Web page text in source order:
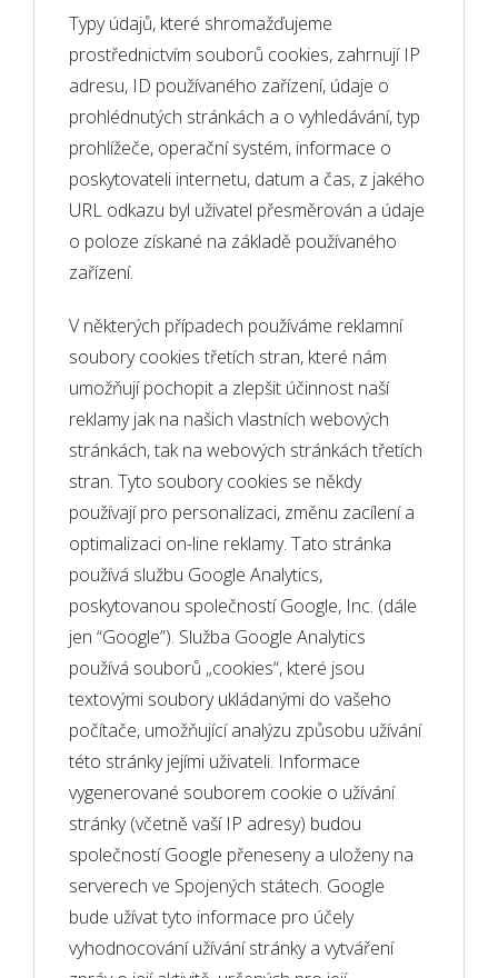
Typy údajů, které shromažďujeme
prostřednictvím souborů cookies, zahrnují IP
adresu, ID používaného zařízení, údaje o
prohlédnutých stránkách a o vyhledávání, typ
prohlížeče, operační systém, informace o
poskytovateli internetu, datum a čas, z jakého
URL odkazu byl uživatel přesměrován a údaje
o poloze získané na základě používaného
zařízení.
V některých případech používáme reklamní
soubory cookies třetích stran, které nám
umožňují pochopit a zlepšit účinnost naší
reklamy jak na našich vlastních webových
stránkách, tak na webových stránkách třetích
stran. Tyto soubory cookies se někdy
používají pro personalizaci, změnu zacílení a
optimalizaci on-line reklamy. Tato stránka
používá službu Google Analytics,
poskytovanou společností Google, Inc. (dále
jen “Google”). Služba Google Analytics
používá souborů „cookies“, které jsou
textovými soubory ukládanými do vašeho
počítače, umožňující analýzu způsobu užívání
této stránky jejími uživateli. Informace
vygenerované souborem cookie o užívání
stránky (včetně vaší IP adresy) budou
společností Google přeneseny a uloženy na
serverech ve Spojených státech. Google
bude užívat tyto informace pro účely
vyhodnocování užívání stránky a vytváření